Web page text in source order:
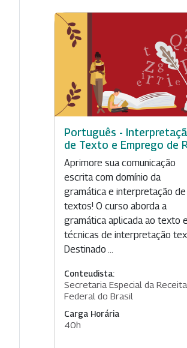
Português -
de Texto e Emprego de
Aprimore sua comunicação
escrita com domínio da
gramática e interpretação de
textos! O curso aborda a
gramática aplicada ao texto
técnicas de interpretação
Destinado ...
Conteudista:
Secretaria Especial da Receita
Federal do Brasil
Carga Horária
40h